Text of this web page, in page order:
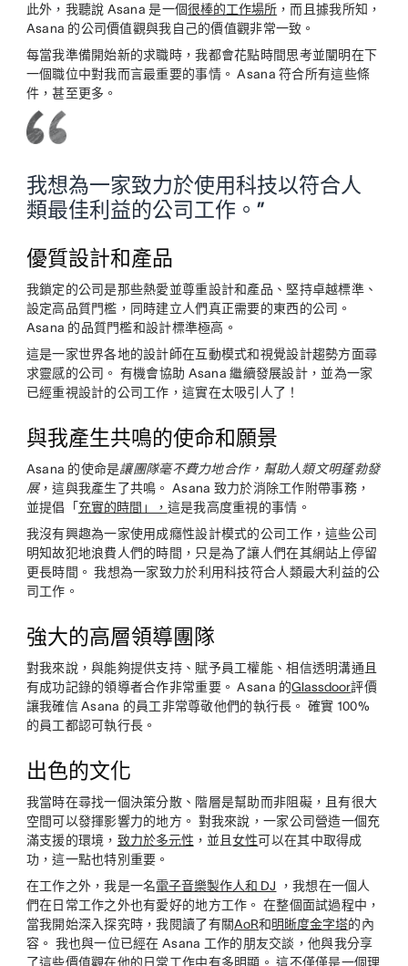
此外，我聽說 Asana 是一個很棒的工作場所 ，而且據我所知，
Asana 的公司價值觀與我自己的價值觀非常一致。
每當我準備開始新的求職時，我都會花點時間思考並闡明在下
一個職位中對我而言最重要的事情。 Asana 符合所有這些條
件，甚至更多。
我想為一家致力於使用科技以符合人
類最佳利益的公司工作。”
優質設計和產品
我鎖定的公司是那些熱愛並尊重設計和產品、堅持卓越標準、
設定高品質門檻，同時建立人們真正需要的東西的公司。
Asana 的品質門檻和設計標準極高。
這是一家世界各地的設計師在互動模式和視覺設計趨勢方面尋
求靈感的公司。 有機會協助 Asana 繼續發展設計，並為一家
已經重視設計的公司工作，這實在太吸引人了！
與我產生共鳴的使命和願景
Asana 的使命是讓團隊毫不費力地合作，幫助人類文明蓬勃發
展，這與我產生了共鳴。 Asana 致力於消除工作附帶事務，
並提倡「 充實的時間」， 這是我高度重視的事情。
我沒有興趣為一家使用成癮性設計模式的公司工作，這些公司
明知故犯地浪費人們的時間，只是為了讓人們在其網站上停留
更長時間。 我想為一家致力於利用科技符合人類最大利益的公
司工作。
強大的高層領導團隊
對我來說，與能夠提供支持、賦予員工權能、相信透明溝通且
有成功記錄的領導者合作非常重要。 Asana 的Glassdoor評價
讓我確信 Asana 的員工非常尊敬他們的執行長。 確實 100%
的員工都認可執行長。
出色的文化
我當時在尋找一個決策分散、階層是幫助而非阻礙，且有很大
空間可以發揮影響力的地方。 對我來說，一家公司營造一個充
滿支援的環境， 致力於多元性 ，並且女性可以在其中取得成
功，這一點也特別重要。
在工作之外，我是一名電子音樂製作人和 DJ ，我想在一個人
們在日常工作之外也有愛好的地方工作。 在整個面試過程中，
當我開始深入探究時，我閱讀了有關AoR和明晰度金字塔的內
容。 我也與一位已經在 Asana 工作的朋友交談，他與我分享
了這些價值觀在他的日常工作中有多明顯。 這不僅僅是一個理